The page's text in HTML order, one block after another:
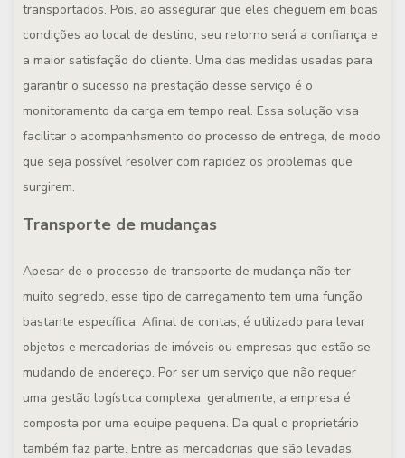
transportados. Pois, ao assegurar que eles cheguem em boas
condições ao local de destino, seu retorno será a confiança e
a maior satisfação do cliente. Uma das medidas usadas para
garantir o sucesso na prestação desse serviço é o
monitoramento da carga em tempo real. Essa solução visa
facilitar o acompanhamento do processo de entrega, de modo
que seja possível resolver com rapidez os problemas que
surgirem.
Transporte de mudanças
Apesar de o processo de transporte de mudança não ter
muito segredo, esse tipo de carregamento tem uma função
bastante específica. Afinal de contas, é utilizado para levar
objetos e mercadorias de imóveis ou empresas que estão se
mudando de endereço. Por ser um serviço que não requer
uma gestão logística complexa, geralmente, a empresa é
composta por uma equipe pequena. Da qual o proprietário
também faz parte. Entre as mercadorias que são levadas,